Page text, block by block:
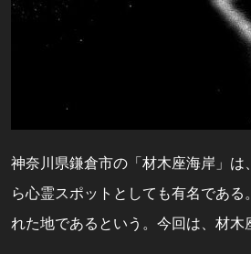
神奈川県鎌倉市の「材木座海岸」
ら心霊スポットとしても有名であ
れた地であるという。今回は、材